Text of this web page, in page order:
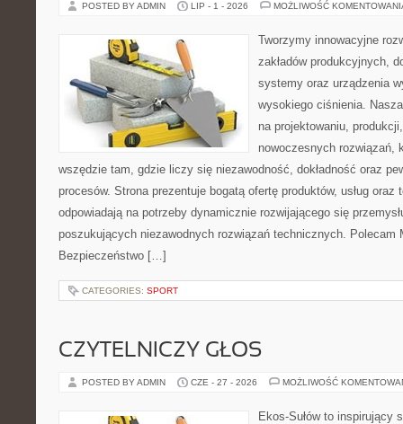
POSTED BY ADMIN LIP - 1 - 2026 MOŻLIWOŚĆ
Tworzymy innowacyjne
zakładów produkcyjnych,
systemy oraz urządzenia
wysokiego ciśnienia.
na projektowaniu,
nowoczesnych rozwiązań,
wszędzie tam, gdzie liczy się niezawodność, dokładność oraz
procesów. Strona prezentuje bogatą ofertę produktów, usług oraz
odpowiadają na potrzeby dynamicznie rozwijającego się
poszukujących niezawodnych rozwiązań technicznych. Polecam
Bezpieczeństwo […]
CATEGORIES: SPORT
CZYTELNICZY GŁOS
POSTED BY ADMIN CZE - 27 - 2026 MOŻLIWOŚĆ
Ekos-Sułów to inspirujący